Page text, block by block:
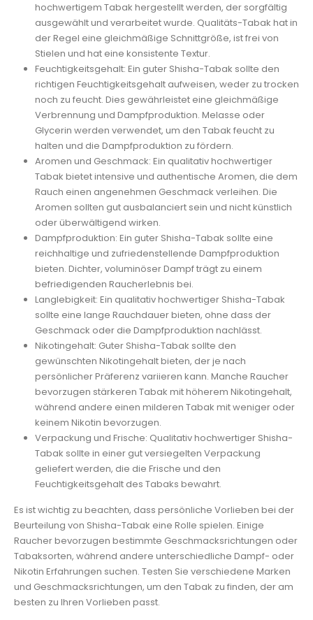
hochwertigem Tabak hergestellt werden, der sorgfältig
ausgewählt und verarbeitet wurde. Qualitäts-Tabak hat in
der Regel eine gleichmäßige Schnittgröße, ist frei von
Stielen und hat eine konsistente Textur.
Feuchtigkeitsgehalt: Ein guter Shisha-Tabak sollte den
richtigen Feuchtigkeitsgehalt aufweisen, weder zu trocken
noch zu feucht. Dies gewährleistet eine gleichmäßige
Verbrennung und Dampfproduktion. Melasse oder
Glycerin werden verwendet, um den Tabak feucht zu
halten und die Dampfproduktion zu fördern.
Aromen und Geschmack: Ein qualitativ hochwertiger
Tabak bietet intensive und authentische Aromen, die dem
Rauch einen angenehmen Geschmack verleihen. Die
Aromen sollten gut ausbalanciert sein und nicht künstlich
oder überwältigend wirken.
Dampfproduktion: Ein guter Shisha-Tabak sollte eine
reichhaltige und zufriedenstellende Dampfproduktion
bieten. Dichter, voluminöser Dampf trägt zu einem
befriedigenden Raucherlebnis bei.
Langlebigkeit: Ein qualitativ hochwertiger Shisha-Tabak
sollte eine lange Rauchdauer bieten, ohne dass der
Geschmack oder die Dampfproduktion nachlässt.
Nikotingehalt: Guter Shisha-Tabak sollte den
gewünschten Nikotingehalt bieten, der je nach
persönlicher Präferenz variieren kann. Manche Raucher
bevorzugen stärkeren Tabak mit höherem Nikotingehalt,
während andere einen milderen Tabak mit weniger oder
keinem Nikotin bevorzugen.
Verpackung und Frische: Qualitativ hochwertiger Shisha-
Tabak sollte in einer gut versiegelten Verpackung
geliefert werden, die die Frische und den
Feuchtigkeitsgehalt des Tabaks bewahrt.
Es ist wichtig zu beachten, dass persönliche Vorlieben bei der
Beurteilung von Shisha-Tabak eine Rolle spielen. Einige
Raucher bevorzugen bestimmte Geschmacksrichtungen oder
Tabaksorten, während andere unterschiedliche Dampf- oder
Nikotin Erfahrungen suchen. Testen Sie verschiedene Marken
und Geschmacksrichtungen, um den Tabak zu finden, der am
besten zu Ihren Vorlieben passt.